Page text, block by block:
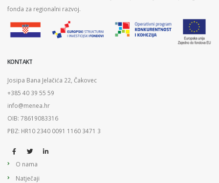
fonda za regionalni razvoj.
KONTAKT
Josipa Bana Jelačića 22, Čakovec
+385 40 39 55 59
info@menea.hr
OIB: 78619083316
PBZ: HR10 2340 0091 1160 3471 3
O nama
Natječaji